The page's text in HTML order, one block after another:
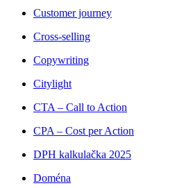
Customer journey
Cross-selling
Copywriting
Citylight
CTA – Call to Action
CPA – Cost per Action
DPH kalkulačka 2025
Doména